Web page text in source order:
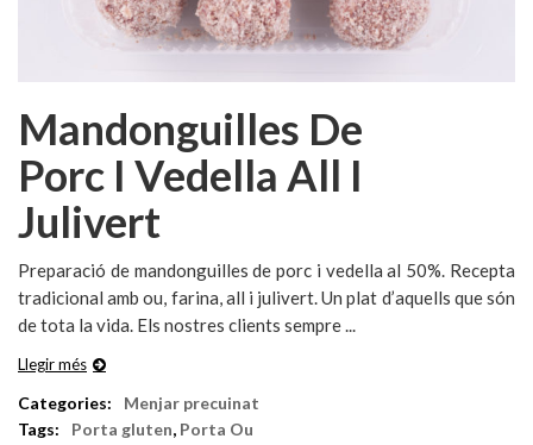
Mandonguilles De
Porc I Vedella All I
Julivert
Preparació de mandonguilles de porc i vedella al 50%. Recepta
tradicional amb ou, farina, all i julivert. Un plat d’aquells que són
de tota la vida. Els nostres clients sempre ...
Llegir més
Categories:
Menjar precuinat
Tags:
Porta gluten, Porta Ou